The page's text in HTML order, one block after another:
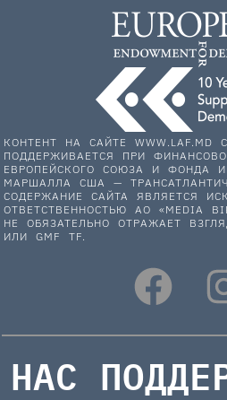
КОНТЕНТ НА САЙТЕ WWW.LAF.MD
ПОДДЕРЖИВАЕТСЯ ПРИ
ЕВРОПЕЙСКОГО СОЮЗА И ФОНДА
МАРШАЛЛА США —
СОДЕРЖАНИЕ САЙТА ЯВЛЯЕТСЯ
ОТВЕТСТВЕННОСТЬЮ АО «MEDIA
НЕ ОБЯЗАТЕЛЬНО ОТРАЖАЕТ
ИЛИ GMF TF.
НАС